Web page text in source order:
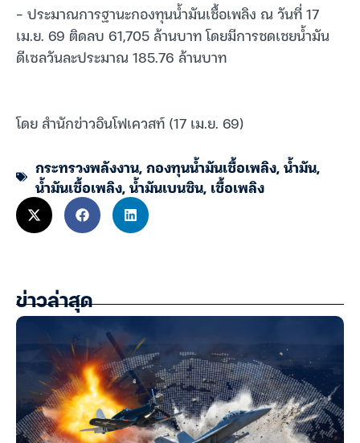
– ประมาณการฐานะกองทุนน้ำมันเชื้อเพลิง ณ วันที่ 17
เม.ย. 69 ติดลบ 61,705 ล้านบาท โดยมีการชดเชยน้ำมัน
ดีเซลวันละประมาณ 185.76 ล้านบาท
โดย สำนักข่าวอินโฟเควสท์ (17 เม.ย. 69)
กระทรวงพลังงาน,กองทุนน้ำมันเชื้อเพลิง,น้ำมัน,
น้ำมันเชื้อเพลิง,น้ำมันเบนซิน, เชื้อเพลิง
ข่าวล่าสุด